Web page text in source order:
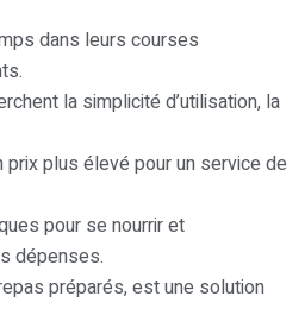
dans leurs courses
la simplicité d’utilisation, la
plus élevé pour un service de
pour se nourrir et
dépenses.
préparés, est une solution